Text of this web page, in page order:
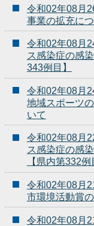
令和02年08月
事業の拡充に
令和02年08月
ス感染症の感
343例目】
令和02年08月
地域スポーツ
いて
令和02年08月
ス感染症の感
【県内第332例
令和02年08月
市環境活動賞
令和02年08月